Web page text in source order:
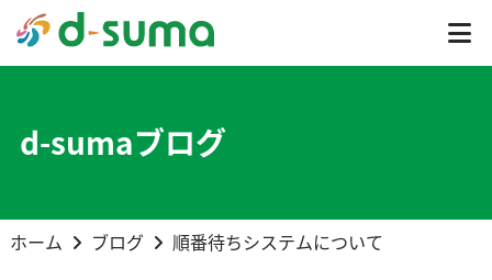
d-sumaブログ
ホーム ブログ 順番待ちシステムについて